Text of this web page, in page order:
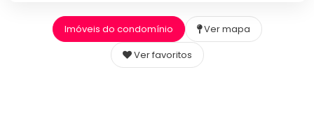
Imóveis do condomínio
Ver mapa
Ver favoritos